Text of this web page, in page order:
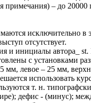
примечания) – до
исключительно
отсутствует.
и инициалы автора_
с установками
мм, левое – 25 мм,
использовать
т. н.
дефис - (минус);